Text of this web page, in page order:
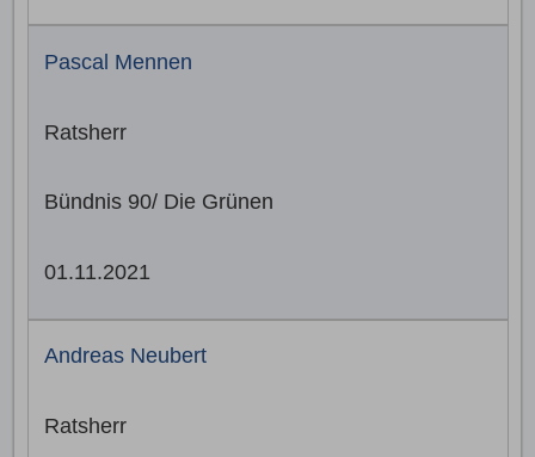
Pascal Mennen
Ratsherr
Bündnis 90/ Die Grünen
01.11.2021
Andreas Neubert
Ratsherr